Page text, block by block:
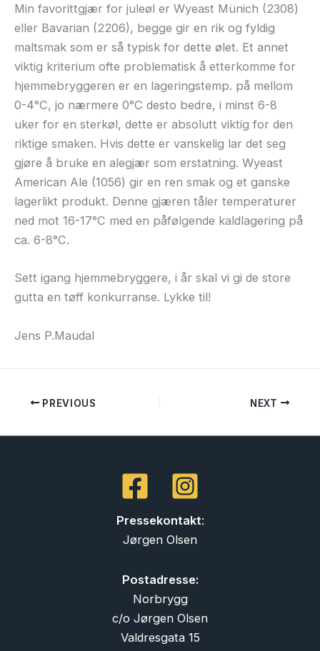
Min favorittgjær for juleøl er Wyeast Münich (2308)
eller Bavarian (2206), begge gir en rik og fyldig
maltsmak som er så typisk for dette ølet. Et annet
viktig kriterium ofte problematisk å etterkomme for
hjemmebryggeren er en lageringstemp. på mellom
0-4°C, jo nærmere 0°C desto bedre, i minst 6-8
uker for en sterkøl, dette er absolutt viktig for den
riktige smaken. Hvis dette er vanskelig lar det seg
gjøre å bruke en alegjær som erstatning. Wyeast
American Ale (1056) gir en ren smak og et ganske
lagerlikt produkt. Denne gjæren tåler temperaturer
ned mot 16-17°C med en påfølgende kaldlagering på
ca. 6-8°C.
Sett igang hjemmebryggere, i år skal vi gi de store
gutta en tøff konkurranse. Lykke til!
Jens P.Maudal
PREVIOUS NEXT
Pressekontakt:
Jørgen Olsen
Postadresse:
Norbrygg
c/o Jørgen Olsen
Valdresgata 15